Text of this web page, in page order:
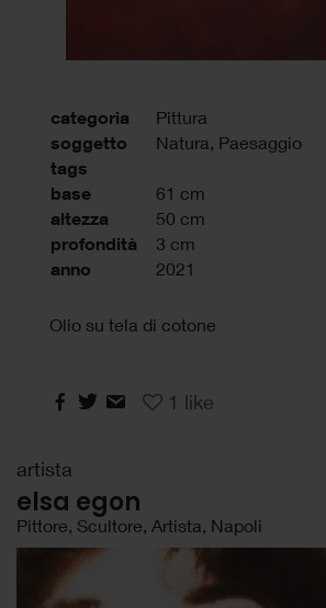
categoria Pittura
soggetto Natura, Paesaggio
tags
base
61 cm
altezza 50 cm
profondità 3 cm
anno 2021
Olio su tela di cotone
1 like
artista
elsa egon
Pittore, Scultore, Artista, Napoli